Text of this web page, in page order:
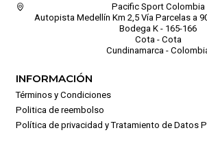
Pacific Sport Colombia
Autopista Medellín Km 2,5 Vía Parcelas a
Bodega K - 165-166
Cota - Cota
Cundinamarca -
INFORMACIÓN
Términos y Condiciones
Politica de reembolso
Política de privacidad y Tratamiento de Datos